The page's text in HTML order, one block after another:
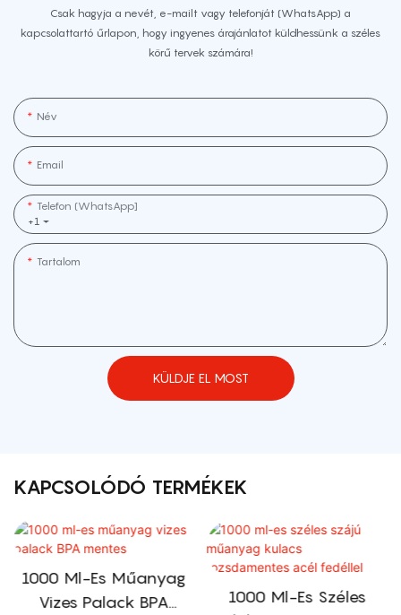
Csak hagyja a nevét, e-mailt vagy telefonját (WhatsApp) a
kapcsolattartó űrlapon, hogy ingyenes árajánlatot küldhessünk a széles
körű tervek számára!
Név
Email
+1
Telefon (WhatsApp]
Tartalom
KÜLDJE EL MOST
KAPCSOLÓDÓ TERMÉKEK
1000 Ml-Es Műanyag
Vizes Palack BPA
1000 Ml-Es Széles